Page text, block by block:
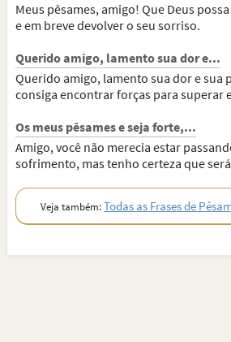
Meus pêsames, amigo! Que Deus
e em breve devolver o seu sorriso.
Querido amigo, lamento sua dor e...
Querido amigo, lamento sua dor e sua
consiga encontrar forças para superar
Os meus pêsames e seja forte,...
Amigo, você não merecia estar
sofrimento, mas tenho certeza que
Veja também:Todas as Frases de